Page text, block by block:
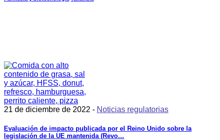
21 de diciembre de 2022 - Noticias regulatorias
Evaluación de impacto publicada por el Reino Unido sobre la
legislación de la UE mantenida (Revo…